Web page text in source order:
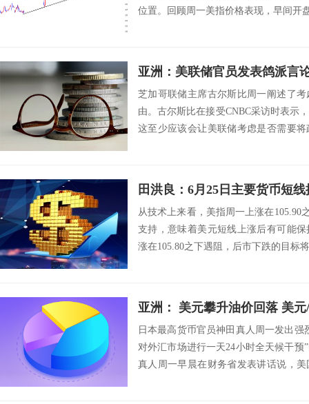
位置。回顾周一美指价格表现，早间开
亚洲：美联储官员发表鸽派言
芝加哥联储主席古尔斯比周一阐述了
由。古尔斯比在接受CNBC采访时表示
这至少应该会让美联储考虑是否需要
田洪良：6月25日主要货币
从技术上来看，美指周一上涨在105.90
支持，意味着美元短线上涨后有可能
涨在105.80之下遇阻，后市下跌的目标
亚洲： 美元攀升油价回落 美
日本最高货币官员神田真人周一发出
对外汇市场进行一天24小时全天候干预
真人周一早晨在财务省发表讲话说，